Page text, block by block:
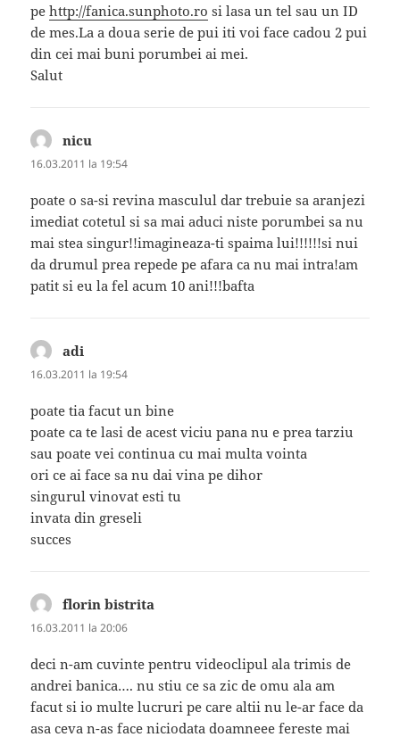
pehttp://fanica.sunphoto.ro si lasa un tel sau un ID
de mes.La a doua serie de pui iti voi face cadou 2 pui
din cei mai buni porumbei ai mei.
Salut
nicu
16.03.2011 la 19:54
poate o sa-si revina masculul dar trebuie sa aranjezi
imediat cotetul si sa mai aduci niste porumbei sa nu
mai stea singur!!imagineaza-ti spaima lui!!!!!!si nui
da drumul prea repede pe afara ca nu mai intra!am
patit si eu la fel acum 10 ani!!!bafta
adi
16.03.2011 la 19:54
poate tia facut un bine
poate ca te lasi de acest viciu pana nu e prea tarziu
sau poate vei continua cu mai multa vointa
ori ce ai face sa nu dai vina pe dihor
singurul vinovat esti tu
invata din greseli
succes
florin bistrita
16.03.2011 la 20:06
deci n-am cuvinte pentru videoclipul ala trimis de
andrei banica…. nu stiu ce sa zic de omu ala am
facut si io multe lucruri pe care altii nu le-ar face da
asa ceva n-as face niciodata doamneee fereste mai